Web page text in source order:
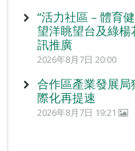
“活力社區 – 體育
望洋眺望台及綠
訊推廣
2026年8月7日 20:00
合作區產業發展局
際化再提速
2026年8月7日 19:21